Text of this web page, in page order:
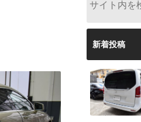
新着投稿